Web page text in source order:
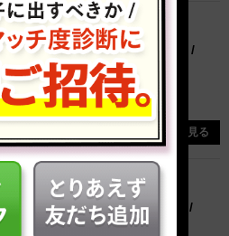
PICK UP
Let's note RZシリーズ CF-RZ8 /
8GB / SSD:256GB / 10.1型
詳しく見る
Let's note SVシリーズ CF-SV1 /
8GB / SSD:256GB / 12.1型